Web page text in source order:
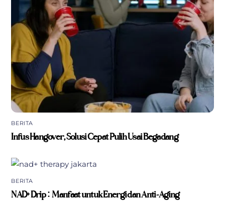
BERITA
Infus Hangover, Solusi Cepat Pulih Usai Begadang
BERITA
NAD+ Drip: Manfaat untuk Energi dan Anti-Aging